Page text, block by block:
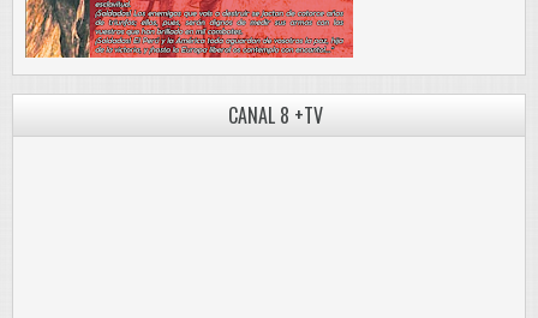
CANAL 8 +TV